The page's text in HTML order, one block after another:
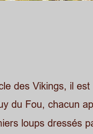
des Vikings, il
du Fou, chacun
loups dressés